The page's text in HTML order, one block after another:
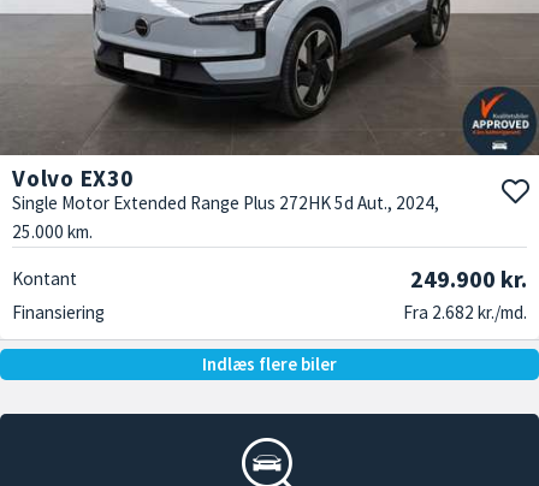
Volvo EX30
Single Motor Extended Range Plus 272HK 5d Aut., 2024,
25.000 km.
Kontant 249.900 kr.
Finansiering Fra 2.682 kr./md.
Indlæs flere biler